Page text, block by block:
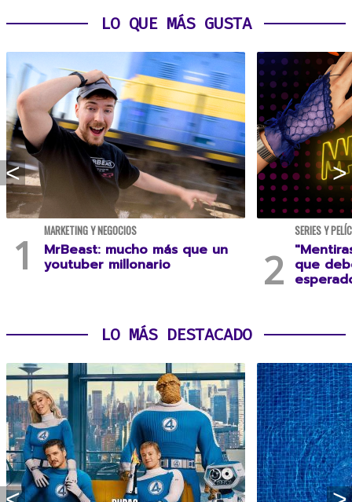
LO QUE MÁS GUSTA
MARKETING Y NEGOCIOS
MrBeast: mucho más que un
youtuber millonario
SERIES Y
que
LO MÁS DESTACADO